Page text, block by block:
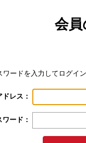
会員
ードを入力してログイ
レス：
ワード：